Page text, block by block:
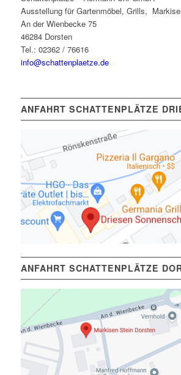
Ausstellung für Gartenmöbel, Grills,
An der Wienbecke 75
46284 Dorsten
Tel.: 02362 / 76616
info@schattenplaetze.de
ANFAHRT SCHATTENPLÄTZE
ANFAHRT SCHATTENPLÄTZE